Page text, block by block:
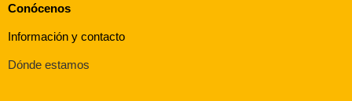
Conócenos
Información y contacto
Dónde estamos